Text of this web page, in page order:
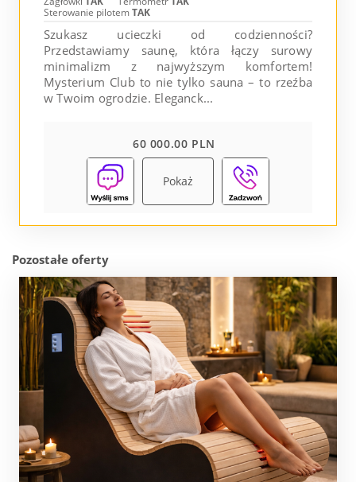
Sterowanie pilotemTAK
Szukasz ucieczki od codzienności?
Przedstawiamy saunę, która łączy surowy
minimalizm z najwyższym komfortem!
Mysterium Club to nie tylko sauna – to rzeźba
w Twoim ogrodzie. Eleganck...
60 000.00 PLN
Pokaż
Pozostałe oferty